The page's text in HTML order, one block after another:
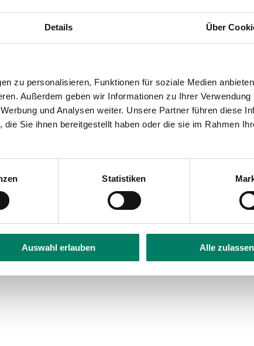
Details Über
zu personalisieren, Funktionen für soziale Medien
Außerdem geben wir Informationen zu Ihrer Verwendung
und Analysen weiter. Unsere Partner führen diese
Sie ihnen bereitgestellt haben oder die sie im Rahmen
Statistiken
Auswahl erlauben Alle zulassen
Career